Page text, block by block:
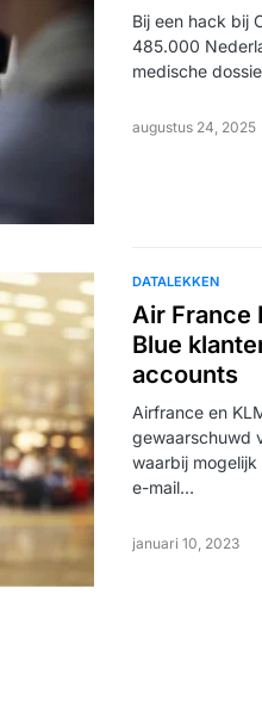
Bij een hack bij
485.000
medische
augustus 24, 2025
DATALEKKEN
Air France
Blue
accounts
Airfrance en
gewaarschuwd
waarbij
e-mail…
januari 10, 2023